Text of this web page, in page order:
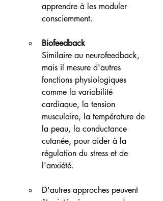
apprendre à les moduler
consciemment.
Biofeedback
Similaire au neurofeedback,
mais il mesure d'autres
fonctions physiologiques
comme la variabilité
cardiaque, la tension
musculaire, la température de
la peau, la conductance
cutanée, pour aider à la
régulation du stress et de
l'anxiété.
D'autres approches peuvent